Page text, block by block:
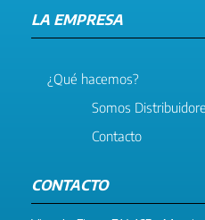
LA EMPRESA
¿Qué hacemos?
Somos
Contacto
CONTACTO